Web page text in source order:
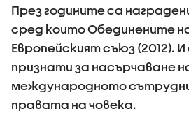
През годините са
сред които Обединените
Европейският съюз (2012).
признати за насърчаване
международното
правата на човека.